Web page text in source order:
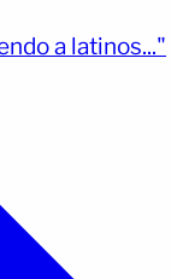
Los
corporales,
a latinos..."